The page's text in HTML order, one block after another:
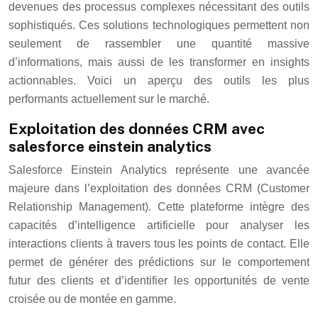
devenues des processus complexes nécessitant des outils
sophistiqués. Ces solutions technologiques permettent non
seulement de rassembler une quantité massive
d’informations, mais aussi de les transformer en insights
actionnables. Voici un aperçu des outils les plus
performants actuellement sur le marché.
Exploitation des données CRM avec
salesforce einstein analytics
Salesforce Einstein Analytics représente une avancée
majeure dans l’exploitation des données CRM (Customer
Relationship Management). Cette plateforme intègre des
capacités d’intelligence artificielle pour analyser les
interactions clients à travers tous les points de contact. Elle
permet de générer des prédictions sur le comportement
futur des clients et d’identifier les opportunités de vente
croisée ou de montée en gamme.